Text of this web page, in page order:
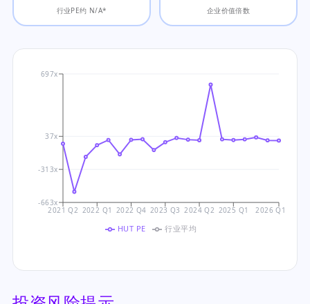
行业PE约 N/A* 企业价值倍数
2021 Q2 2022 Q1 2022 Q4 2023 Q3 2024 Q2 2025 Q1 2026 Q1
-663x
-313x
37x
697x
HUT PE 行业平均